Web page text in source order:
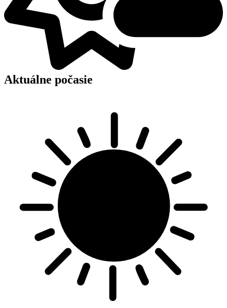
Aktuálne počasie